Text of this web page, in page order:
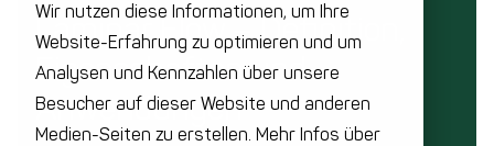
Wir nutzen diese Informationen, um Ihre
Website-Erfahrung zu optimieren und um
Analysen und Kennzahlen über unsere
Besucher auf dieser Website und anderen
Medien-Seiten zu erstellen. Mehr Infos über
Laminar Flow – Definition,
Eigenschaften und
Anwendungen